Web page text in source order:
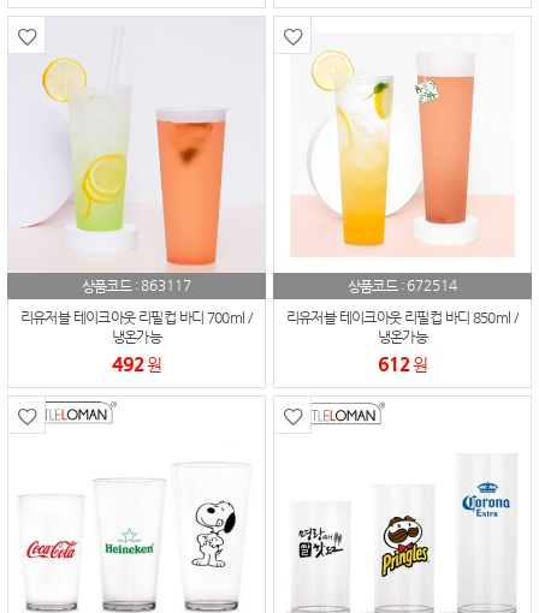
상품코드 :863117
리유저블 테이크아웃 리필컵 바디 700ml /
냉온가능
492원
상품코드 : 672514
리유저블 테이크아웃 리필컵 바디 850ml /
냉온가능
612원